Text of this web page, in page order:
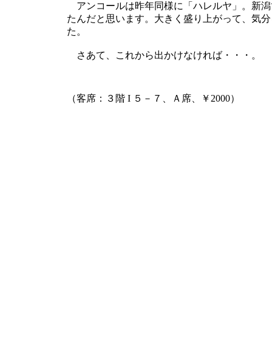
アンコールは昨年同様に「ハレルヤ」。新
たんだと思います。大きく盛り上がって、気
た。
さあて、これから出かけなければ・・・。
（客席：３階 I ５－７、Ａ席、￥2000）